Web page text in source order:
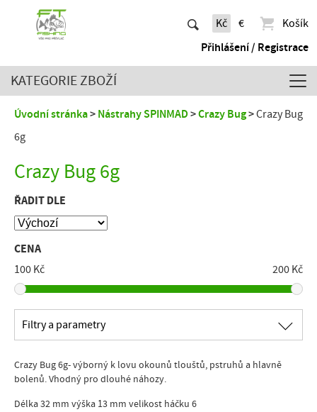
Kč €
Košík
Přihlášení / Registrace
KATEGORIE ZBOŽÍ
Úvodní stránka Nástrahy SPINMAD Crazy Bug
Crazy Bug
6g
Crazy Bug 6g
ŘADIT DLE
CENA
100 Kč
200 Kč
Filtry a parametry ∟
Crazy Bug 6g- výborný k lovu okounů tlouštů, pstruhů a hlavně
bolenů. Vhodný pro dlouhé náhozy.
Délka 32 mm výška 13 mm velikost háčku 6